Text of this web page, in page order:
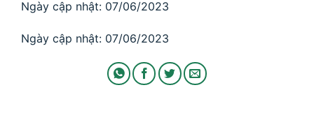
Ngày cập nhật: 07/06/2023
Ngày cập nhật: 07/06/2023